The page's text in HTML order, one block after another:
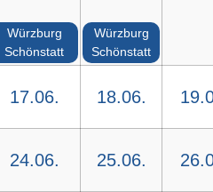
Würzburg
Schönstatt
Würzburg
Schönstatt
17.06. 18.06.
24.06. 25.06.